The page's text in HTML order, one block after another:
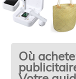
Où